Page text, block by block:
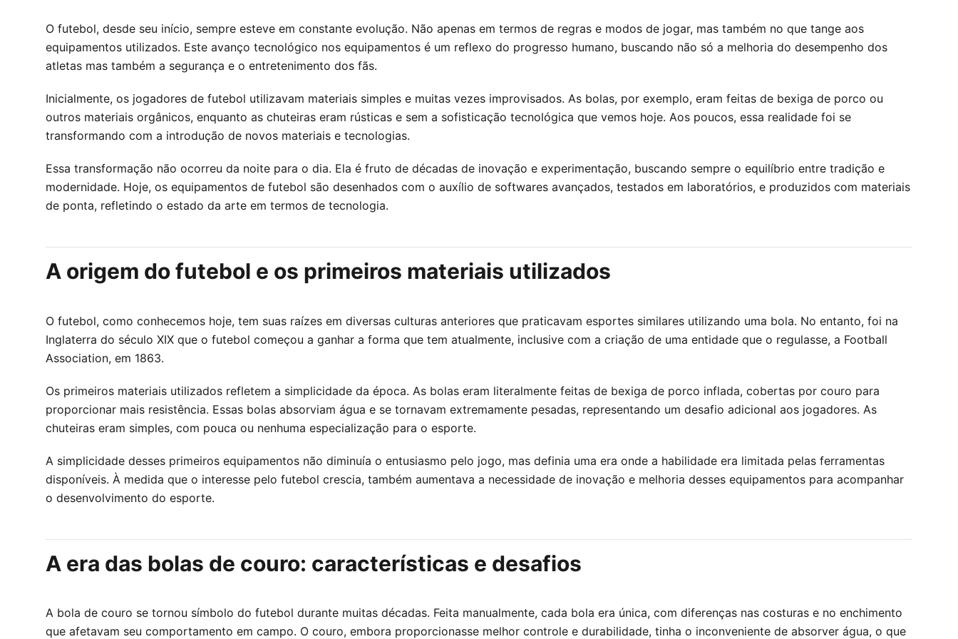
O futebol, desde seu início, sempre esteve em constante evolução. Não apenas em termos de regras e modos de jogar, mas também no que tange aos
equipamentos utilizados. Este avanço tecnológico nos equipamentos é um reflexo do progresso humano, buscando não só a melhoria do desempenho dos
atletas mas também a segurança e o entretenimento dos fãs.
Inicialmente, os jogadores de futebol utilizavam materiais simples e muitas vezes improvisados. As bolas, por exemplo, eram feitas de bexiga de porco ou
outros materiais orgânicos, enquanto as chuteiras eram rústicas e sem a sofisticação tecnológica que vemos hoje. Aos poucos, essa realidade foi se
transformando com a introdução de novos materiais e tecnologias.
Essa transformação não ocorreu da noite para o dia. Ela é fruto de décadas de inovação e experimentação, buscando sempre o equilíbrio entre tradição e
modernidade. Hoje, os equipamentos de futebol são desenhados com o auxílio de softwares avançados, testados em laboratórios, e produzidos com materiais
de ponta, refletindo o estado da arte em termos de tecnologia.
A origem do futebol e os primeiros materiais utilizados
O futebol, como conhecemos hoje, tem suas raízes em diversas culturas anteriores que praticavam esportes similares utilizando uma bola. No entanto, foi na
Inglaterra do século XIX que o futebol começou a ganhar a forma que tem atualmente, inclusive com a criação de uma entidade que o regulasse, a Football
Association, em 1863.
Os primeiros materiais utilizados refletem a simplicidade da época. As bolas eram literalmente feitas de bexiga de porco inflada, cobertas por couro para
proporcionar mais resistência. Essas bolas absorviam água e se tornavam extremamente pesadas, representando um desafio adicional aos jogadores. As
chuteiras eram simples, com pouca ou nenhuma especialização para o esporte.
A simplicidade desses primeiros equipamentos não diminuía o entusiasmo pelo jogo, mas definia uma era onde a habilidade era limitada pelas ferramentas
disponíveis. À medida que o interesse pelo futebol crescia, também aumentava a necessidade de inovação e melhoria desses equipamentos para acompanhar
o desenvolvimento do esporte.
A era das bolas de couro: características e desafios
A bola de couro se tornou símbolo do futebol durante muitas décadas. Feita manualmente, cada bola era única, com diferenças nas costuras e no enchimento
que afetavam seu comportamento em campo. O couro, embora proporcionasse melhor controle e durabilidade, tinha o inconveniente de absorver água, o que